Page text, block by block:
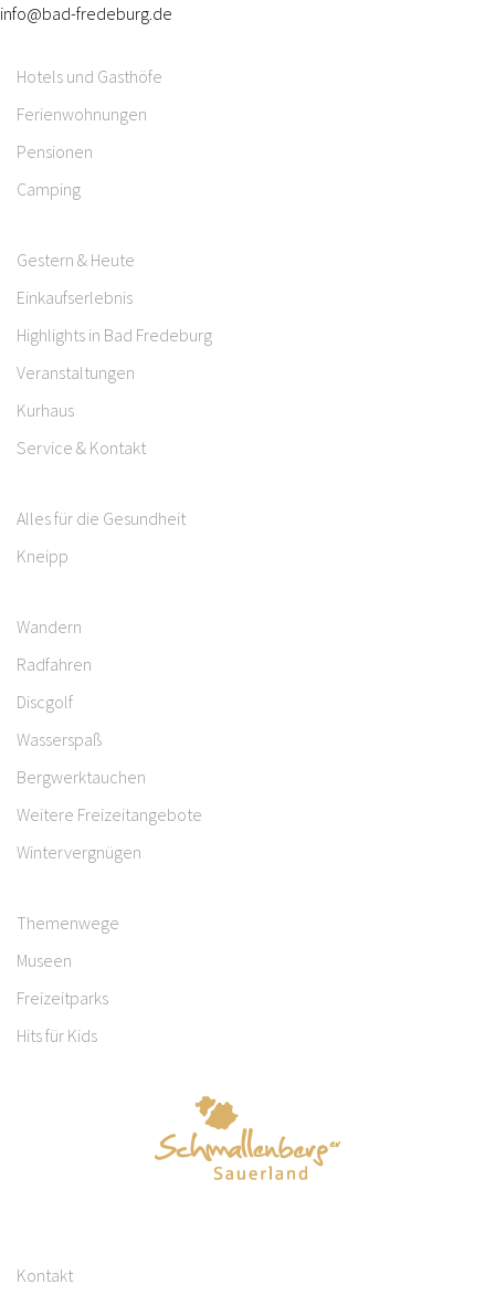
info@bad-fredeburg.de
Hotels und Gasthöfe
Ferienwohnungen
Pensionen
Camping
Gestern & Heute
Einkaufserlebnis
Highlights in Bad Fredeburg
Veranstaltungen
Kurhaus
Service & Kontakt
Alles für die Gesundheit
Kneipp
Wandern
Radfahren
Discgolf
Wasserspaß
Bergwerktauchen
Weitere Freizeitangebote
Wintervergnügen
Themenwege
Museen
Freizeitparks
Hits für Kids
Kontakt